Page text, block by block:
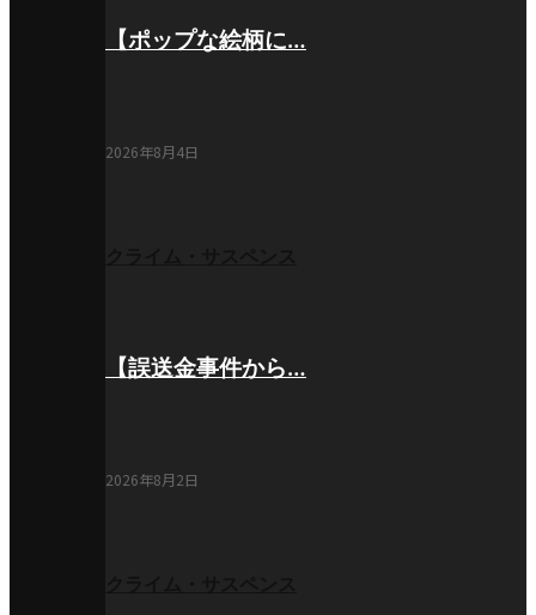
【ポップな絵柄に…
2026年8月4日
【誤送金事件から…
2026年8月2日